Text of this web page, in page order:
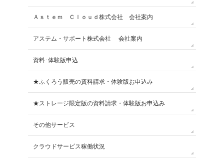
Ａｓｔｅｍ Ｃｌｏｕｄ株式会社 会社案内
アステム・サポート株式会社 会社案内
資料･体験版申込
★ふくろう販売の資料請求・体験版お申込み
★ストレージ限定版の資料請求・体験版お申込み
その他サービス
クラウドサービス稼働状況